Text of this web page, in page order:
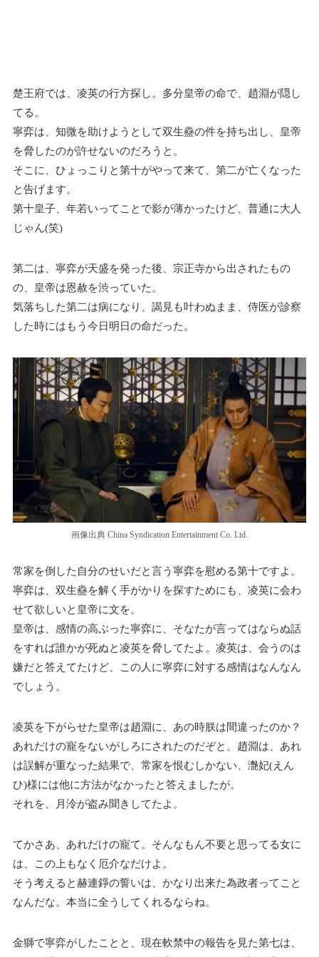
楚王府では、凌英の行方探し。多分皇帝の命で、趙淵が隠し
てる。
寧弈は、知微を助けようとして双生蠱の件を持ち出し、皇帝
を脅したのが許せないのだろうと。
そこに、ひょっこりと第十がやって来て、第二が亡くなった
と告げます。
第十皇子、年若いってことで影が薄かったけど、普通に大人
じゃん(笑)
第二は、寧弈が天盛を発った後、宗正寺から出されたもの
の、皇帝は恩赦を渋っていた。
気落ちした第二は病になり、謁見も叶わぬまま、侍医が診察
した時にはもう今日明日の命だった。
画像出典 China Syndication Entertainment Co. Ltd.
常家を倒した自分のせいだと言う寧弈を慰める第十ですよ。
寧弈は、双生蠱を解く手がかりを探すためにも、凌英に会わ
せて欲しいと皇帝に文を。
皇帝は、感情の高ぶった寧弈に、そなたが言ってはならぬ話
をすれば誰かが死ぬと凌英を脅してたよ。凌英は、会うのは
嫌だと答えてたけど、この人に寧弈に対する感情はなんなん
でしょう。
凌英を下がらせた皇帝は趙淵に、あの時朕は間違ったのか？
あれだけの寵をないがしろにされたのだぞと。趙淵は、あれ
は誤解が重なった結果で、常家を恨むしかない、灔妃(えん
ひ)様には他に方法がなかったと答えましたが。
それを、月泠が盗み聞きしてたよ。
てかさあ、あれだけの寵て。そんなもん不要と思ってる女に
は、この上もなく厄介なだけよ。
そう考えると赫連錚の誓いは、かなり出来た為政者ってこと
なんだな。本当に全うしてくれるならね。
金獅で寧弈がしたことと、現在軟禁中の報告を見た第七は、